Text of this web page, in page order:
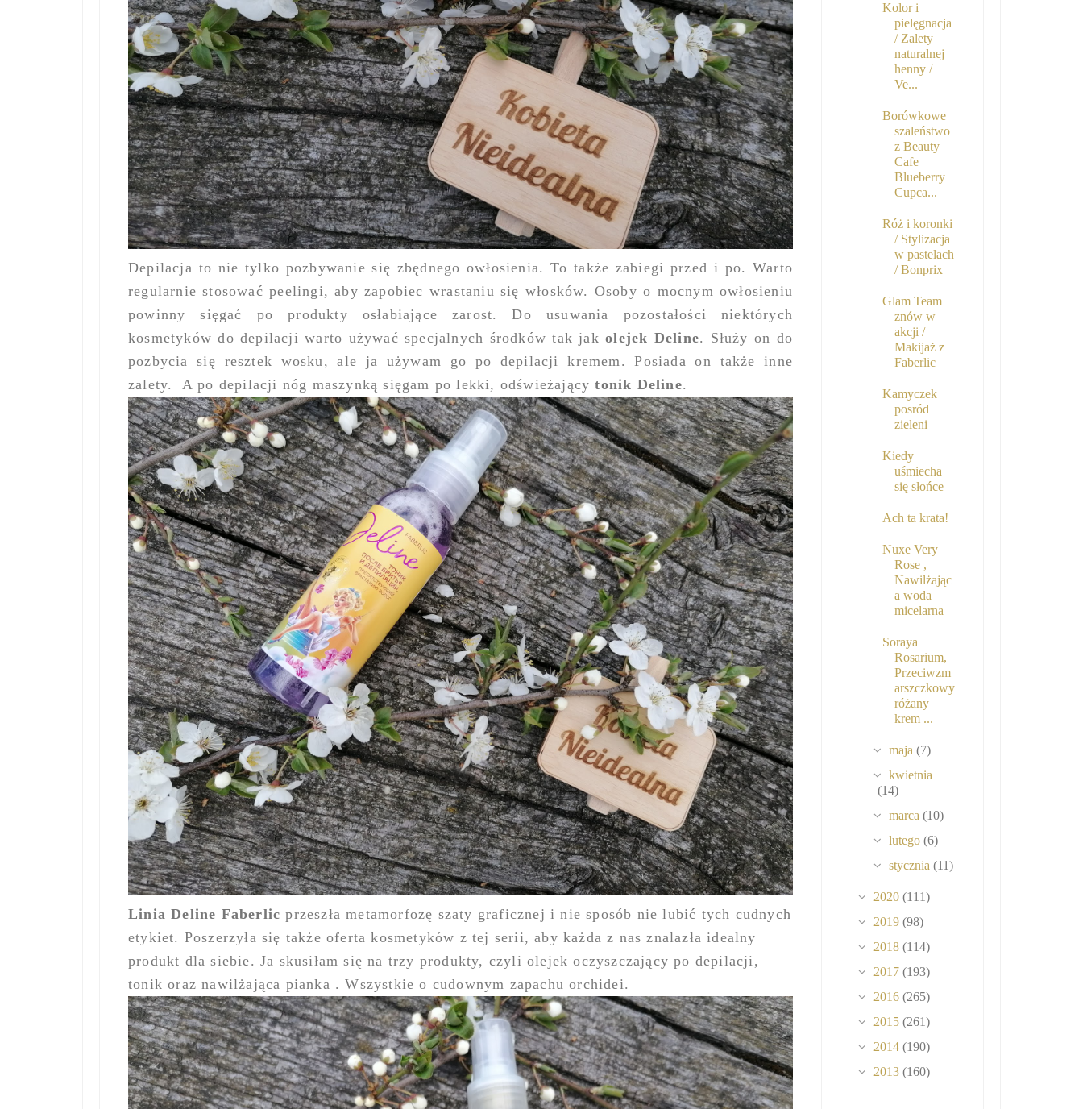
Depilacja to nie tylko pozbywanie się zbędnego owłosienia. To także zabiegi przed i po. Warto
regularnie stosować peelingi, aby zapobiec wrastaniu się włosków. Osoby o mocnym owłosieniu
powinny sięgać po produkty osłabiające zarost. Do usuwania pozostałości niektórych
kosmetyków do depilacji warto używać specjalnych środków tak jakolejek Deline. Służy on do
pozbycia się resztek wosku, ale ja używam go po depilacji kremem. Posiada on także inne
zalety. A po depilacji nóg maszynką sięgam po lekki, odświeżający tonik Deline.
Linia Deline Faberlicprzeszła metamorfozę szaty graficznej i nie sposób nie lubić tych cudnych
etykiet. Poszerzyła się także oferta kosmetyków z tej serii, aby każda z nas znalazła idealny
produkt dla siebie. Ja skusiłam się na trzy produkty, czyli olejek oczyszczający po depilacji,
tonik oraz nawilżająca pianka . Wszystkie o cudownym zapachu orchidei.
Kolor i
pielęgnacja
/ Zalety
naturalnej
henny /
Ve...
Borówkowe
szaleństwo
z Beauty
Cafe
Blueberry
Cupca...
Róż i koronki
/ Stylizacja
w pastelach
/ Bonprix
Glam Team
znów w
akcji /
Makijaż z
Faberlic
Kamyczek
posród
zieleni
Kiedy
uśmiecha
się słońce
Ach ta krata!
Nuxe Very
Rose ,
Nawilżając
a woda
micelarna
Soraya
Rosarium,
Przeciwzm
arszczkowy
różany
krem ...
maja(7)
kwietnia
(14)
marca(10)
lutego(6)
stycznia(11)
2020 (111)
2019 (98)
2018 (114)
2017 (193)
2016 (265)
2015 (261)
2014 (190)
2013 (160)